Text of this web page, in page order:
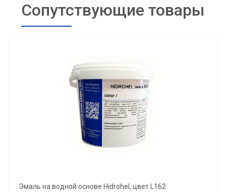
Сопутствующие товары
Эмаль на водной основе Hidrohel, цвет L162